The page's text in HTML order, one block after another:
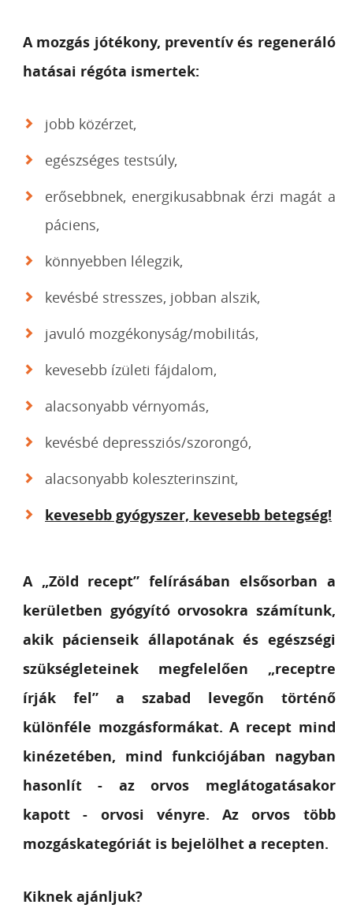
A mozgás jótékony, preventív és regeneráló
hatásai régóta ismertek:
jobb közérzet,
egészséges testsúly,
erősebbnek, energikusabbnak érzi magát a
páciens,
könnyebben lélegzik,
kevésbé stresszes, jobban alszik,
javuló mozgékonyság/mobilitás,
kevesebb ízületi fájdalom,
alacsonyabb vérnyomás,
kevésbé depressziós/szorongó,
alacsonyabb koleszterinszint,
kevesebb gyógyszer, kevesebb betegség!
A „Zöld recept” felírásában elsősorban a
kerületben gyógyító orvosokra számítunk,
akik pácienseik állapotának és egészségi
szükségleteinek megfelelően „receptre
írják fel” a szabad levegőn történő
különféle mozgásformákat. A recept mind
kinézetében, mind funkciójában nagyban
hasonlít - az orvos meglátogatásakor
kapott - orvosi vényre. Az orvos több
mozgáskategóriát is bejelölhet a recepten.
Kiknek ajánljuk?